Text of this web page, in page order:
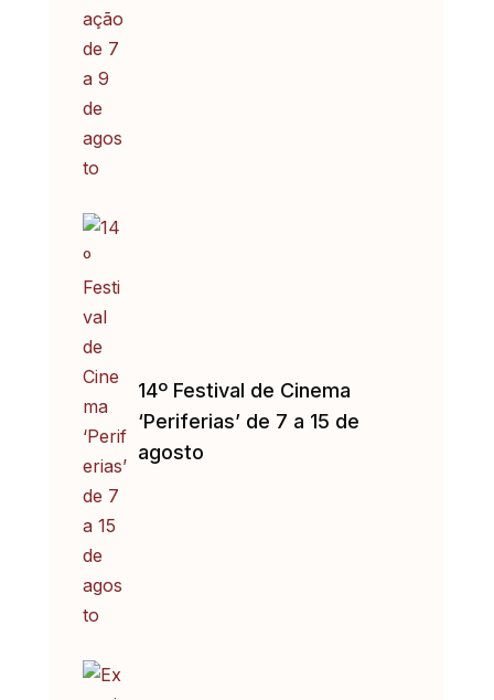
14º Festival de Cinema
‘Periferias’ de 7 a 15 de
agosto